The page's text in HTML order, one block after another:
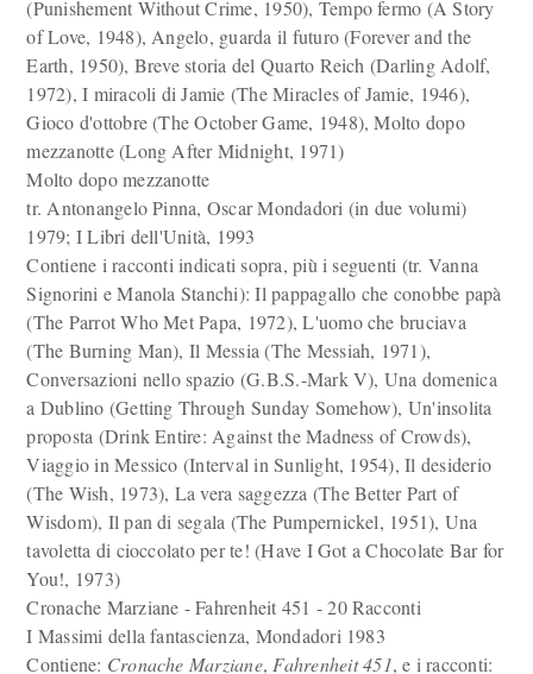
(Punishement Without Crime, 1950), Tempo fermo (A Story
of Love, 1948), Angelo, guarda il futuro (Forever and the
Earth, 1950), Breve storia del Quarto Reich (Darling Adolf,
1972), I miracoli di Jamie (The Miracles of Jamie, 1946),
Gioco d'ottobre (The October Game, 1948), Molto dopo
mezzanotte (Long After Midnight, 1971)
Molto dopo mezzanotte
tr. Antonangelo Pinna, Oscar Mondadori (in due volumi)
1979; I Libri dell'Unità, 1993
Contiene i racconti indicati sopra, più i seguenti (tr. Vanna
Signorini e Manola Stanchi): Il pappagallo che conobbe papà
(The Parrot Who Met Papa, 1972), L'uomo che bruciava
(The Burning Man), Il Messia (The Messiah, 1971),
Conversazioni nello spazio (G.B.S.-Mark V), Una domenica
a Dublino (Getting Through Sunday Somehow), Un'insolita
proposta (Drink Entire: Against the Madness of Crowds),
Viaggio in Messico (Interval in Sunlight, 1954), Il desiderio
(The Wish, 1973), La vera saggezza (The Better Part of
Wisdom), Il pan di segala (The Pumpernickel, 1951), Una
tavoletta di cioccolato per te! (Have I Got a Chocolate Bar for
You!, 1973)
Cronache Marziane - Fahrenheit 451 - 20 Racconti
I Massimi della fantascienza, Mondadori 1983
Contiene: Cronache Marziane, Fahrenheit 451, e i racconti: